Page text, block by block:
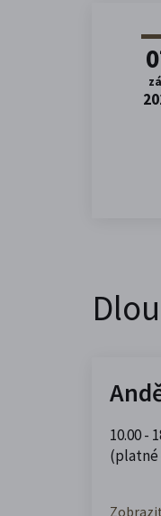
10.00 -
(platné